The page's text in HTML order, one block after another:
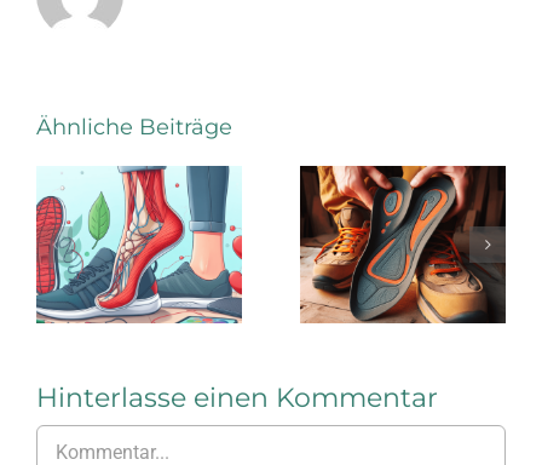
Ähnliche Beiträge
Die
Vorzüge
einer
sensomotorischen
Einlage
des Fuß-
durch
Einlagen
Hinterlasse einen Kommentar
Kommentar